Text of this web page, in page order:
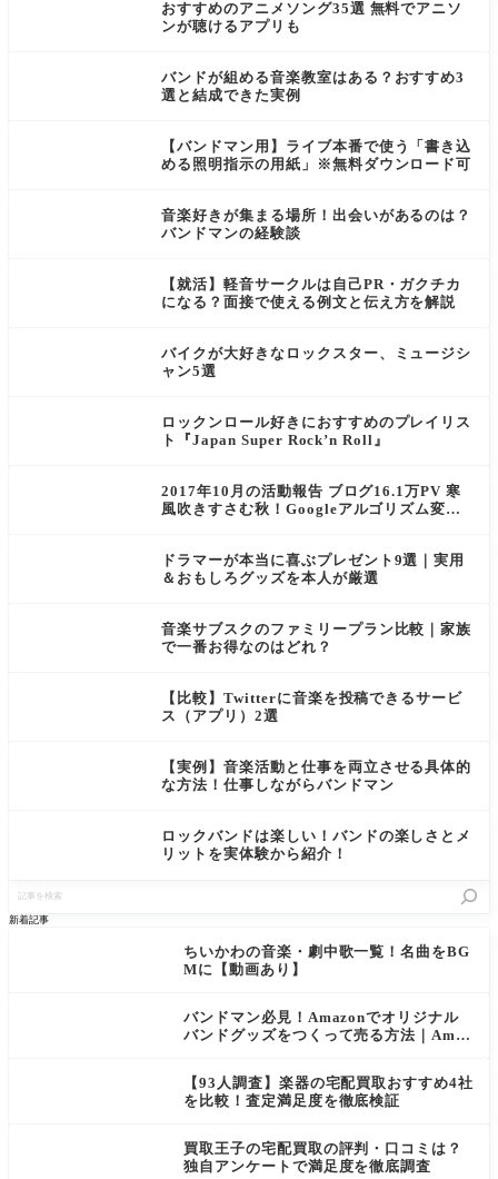
を
新着記事
ちいかわの音楽・劇中歌一覧！名曲をBG
Mに【動画あり】
バンドマン必見！Amazonでオリジナル
バンドグッズをつくって売る方法｜Amaz
【93人調査】楽器の宅配買取おすすめ4社
を比較！査定満足度を徹底検証
買取王子の宅配買取の評判・口コミは？
独自アンケートで満足度を徹底調査
おすすめのアニメソング35選 無料でアニソ
ンが聴けるアプリも
バンドが組める音楽教室はある？おすすめ3
選と結成できた実例
【バンドマン用】ライブ本番で使う「書き込
める照明指示の用紙」※無料ダウンロード可
音楽好きが集まる場所！出会いがあるのは？
バンドマンの経験談
【就活】軽音サークルは自己PR・ガクチカ
になる？面接で使える例文と伝え方を解説
バイクが大好きなロックスター、ミュージシ
ャン5選
ロックンロール好きにおすすめのプレイリス
ト『Japan Super Rock’n Roll』
2017年10月の活動報告 ブログ16.1万PV 寒
風吹きすさむ秋！Googleアルゴリズム変更
ドラマーが本当に喜ぶプレゼント9選｜実用
＆おもしろグッズを本人が厳選
音楽サブスクのファミリープラン比較｜家族
で一番お得なのはどれ？
【比較】Twitterに音楽を投稿できるサービ
ス（アプリ）2選
【実例】音楽活動と仕事を両立させる具体的
な方法！仕事しながらバンドマン
ロックバンドは楽しい！バンドの楽しさとメ
リットを実体験から紹介！